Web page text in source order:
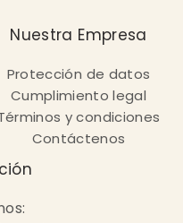
Nuestra Empresa
Protección de datos
Cumplimiento legal
y condiciones
Contáctenos